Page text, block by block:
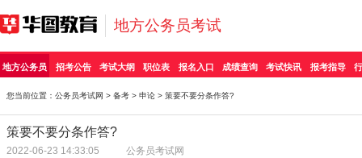
地方公务员考试
地方公务员 招考公告 考试大纲 职位表 报名入口 成绩查询 考试快讯 报考指导
您当前位置： 公务员考试网 > 备考 > 申论 > 策要不要分条作答?
策要不要分条作答?
2022-06-23 14:33:05 公务员考试网